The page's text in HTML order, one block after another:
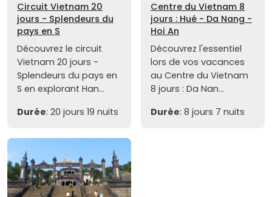
Circuit Vietnam 20
jours - Splendeurs du
pays en S
Découvrez le circuit
Vietnam 20 jours -
Splendeurs du pays en
S en explorant Han...
Durée: 20 jours 19 nuits
Centre du Vietnam 8
jours : Hué - Da Nang -
Hoi An
Découvrez l'essentiel
lors de vos vacances
au Centre du Vietnam
8 jours : Da Nan...
Durée: 8 jours 7 nuits